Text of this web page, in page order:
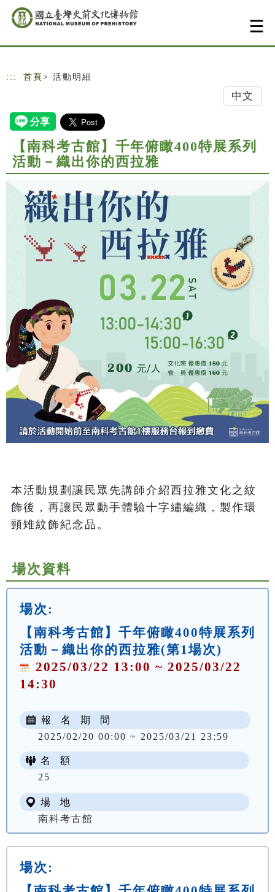
跳到主要內容
網站導覽
::: 首頁 > 活動明細
中文
【南科考古館】千年俯瞰400特展系列
活動－織出你的西拉雅
本活動規劃讓民眾先講師介紹西拉雅文化之紋
飾後，再讓民眾動手體驗十字繡編織，製作環
頸雉紋飾紀念品。
場次資料
場次:
【南科考古館】千年俯瞰400特展系列
活動－織出你的西拉雅(第1場次)
2025/03/22 13:00 ~ 2025/03/22
14:30
報 名 期 間
2025/02/20 00:00 ~ 2025/03/21 23:59
名 額
25
場 地
南科考古館
場次: